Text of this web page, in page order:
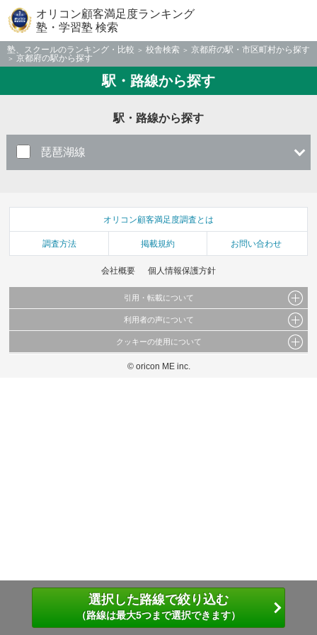
オリコン顧客満足度ランキング
塾・学習塾 検索
塾、スクールのランキング・比較 校舎検索
京都府の駅・市区町村から探す
京都府の駅から探す
駅・路線から探す
駅・路線から探す
琵琶湖線
選択した路線で絞り込む
（路線は最大5つまで選択できます）
オリコン顧客満足度調査とは
調査方法 掲載規約 お問い合わせ
会社概要 個人情報保護方針
引用・転載について
当サイトで公開されている情報（文字、写真、イラスト、画像データ等）及びこれらの配
これらの情報を権利者の許可なく無断転載・複製などの二次利用を行うことは固く禁じて
利用者の声について
当サイトに掲載している内容はすべてサービスの利用者が提出された見解・感想です。
弊社の見解・ 意見ではないことをご理解いただいた上でご覧ください。
クッキーの使用について
このサイトでは Cookie を使用して、ユーザーに合わせたコンテンツや広告の表示、ソー
© oricon ME inc.